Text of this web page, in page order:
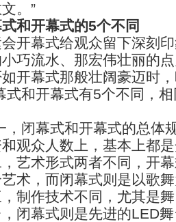
。”
开幕式的5个不同
幕式给观众留下深刻印
小巧流水、那宏伟壮丽的
开幕式那般壮阔豪迈时
式和开幕式有5个不同，
闭幕式和开幕式的总体
观众人数上，基本上都
术形式两者不同，开幕
术，而闭幕式则是以歌
作技术不同，尤其是舞
闭幕式则是先进的LED